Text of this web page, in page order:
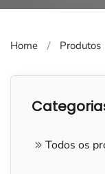
Home Produtos
Todos os